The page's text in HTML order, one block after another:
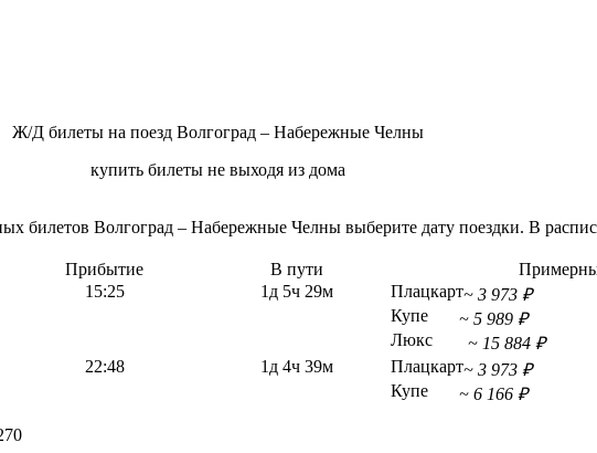
Ж/Д билеты на поезд Волгоград – Набережные Челны
купить билеты не выходя из дома
билетов Волгоград – Набережные Челны выберите дату поездки. В
Прибытие В пути
15:25 1д 5ч 29м Плацкарт~ 3 973 ₽
Купе
~ 5 989 ₽
Люкс
~ 15 884 ₽
22:48 1д 4ч 39м Плацкарт~ 3 973 ₽
Купе
~ 6 166 ₽